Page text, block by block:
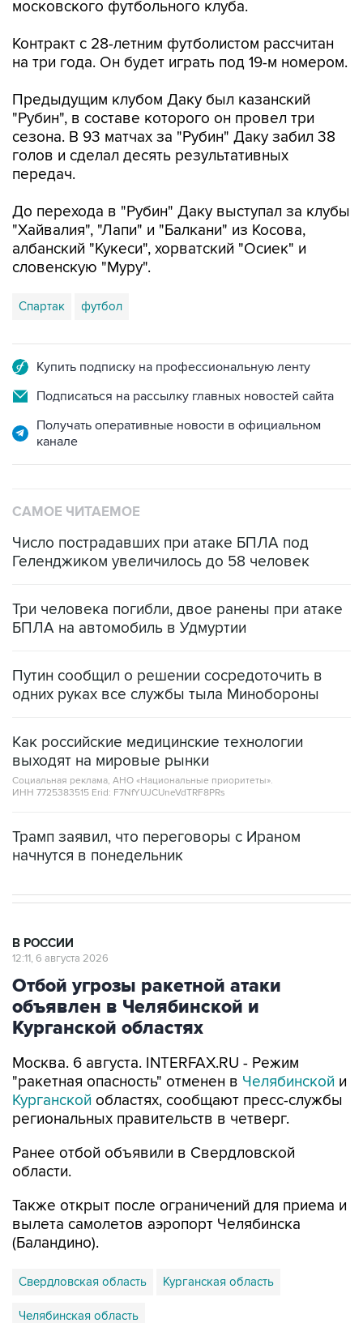
московского футбольного клуба.
Контракт с 28-летним футболистом рассчитан
на три года. Он будет играть под 19-м номером.
Предыдущим клубом Даку был казанский
"Рубин", в составе которого он провел три
сезона. В 93 матчах за "Рубин" Даку забил 38
голов и сделал десять результативных
передач.
До перехода в "Рубин" Даку выступал за клубы
"Хайвалия", "Лапи" и "Балкани" из Косова,
албанский "Кукеси", хорватский "Осиек" и
словенскую "Муру".
Спартак футбол
Купить подписку на профессиональную ленту
Подписаться на рассылку главных новостей сайта
Получать оперативные новости в официальном
канале
САМОЕ ЧИТАЕМОЕ
Число пострадавших при атаке БПЛА под
Геленджиком увеличилось до 58 человек
Три человека погибли, двое ранены при атаке
БПЛА на автомобиль в Удмуртии
Путин сообщил о решении сосредоточить в
одних руках все службы тыла Минобороны
Как российские медицинские технологии
выходят на мировые рынки
Социальная реклама, АНО «Национальные приоритеты».
ИНН 7725383515 Erid: F7NfYUJCUneVdTRF8PRs
Трамп заявил, что переговоры с Ираном
начнутся в понедельник
В РОССИИ
12:11, 6 августа 2026
Отбой угрозы ракетной атаки
объявлен в Челябинской и
Курганской областях
Москва. 6 августа. INTERFAX.RU - Режим
"ракетная опасность" отменен в Челябинской и
Курганской областях, сообщают пресс-службы
региональных правительств в четверг.
Ранее отбой объявили в Свердловской
области.
Также открыт после ограничений для приема и
вылета самолетов аэропорт Челябинска
(Баландино).
Свердловская область Курганская область
Челябинская область